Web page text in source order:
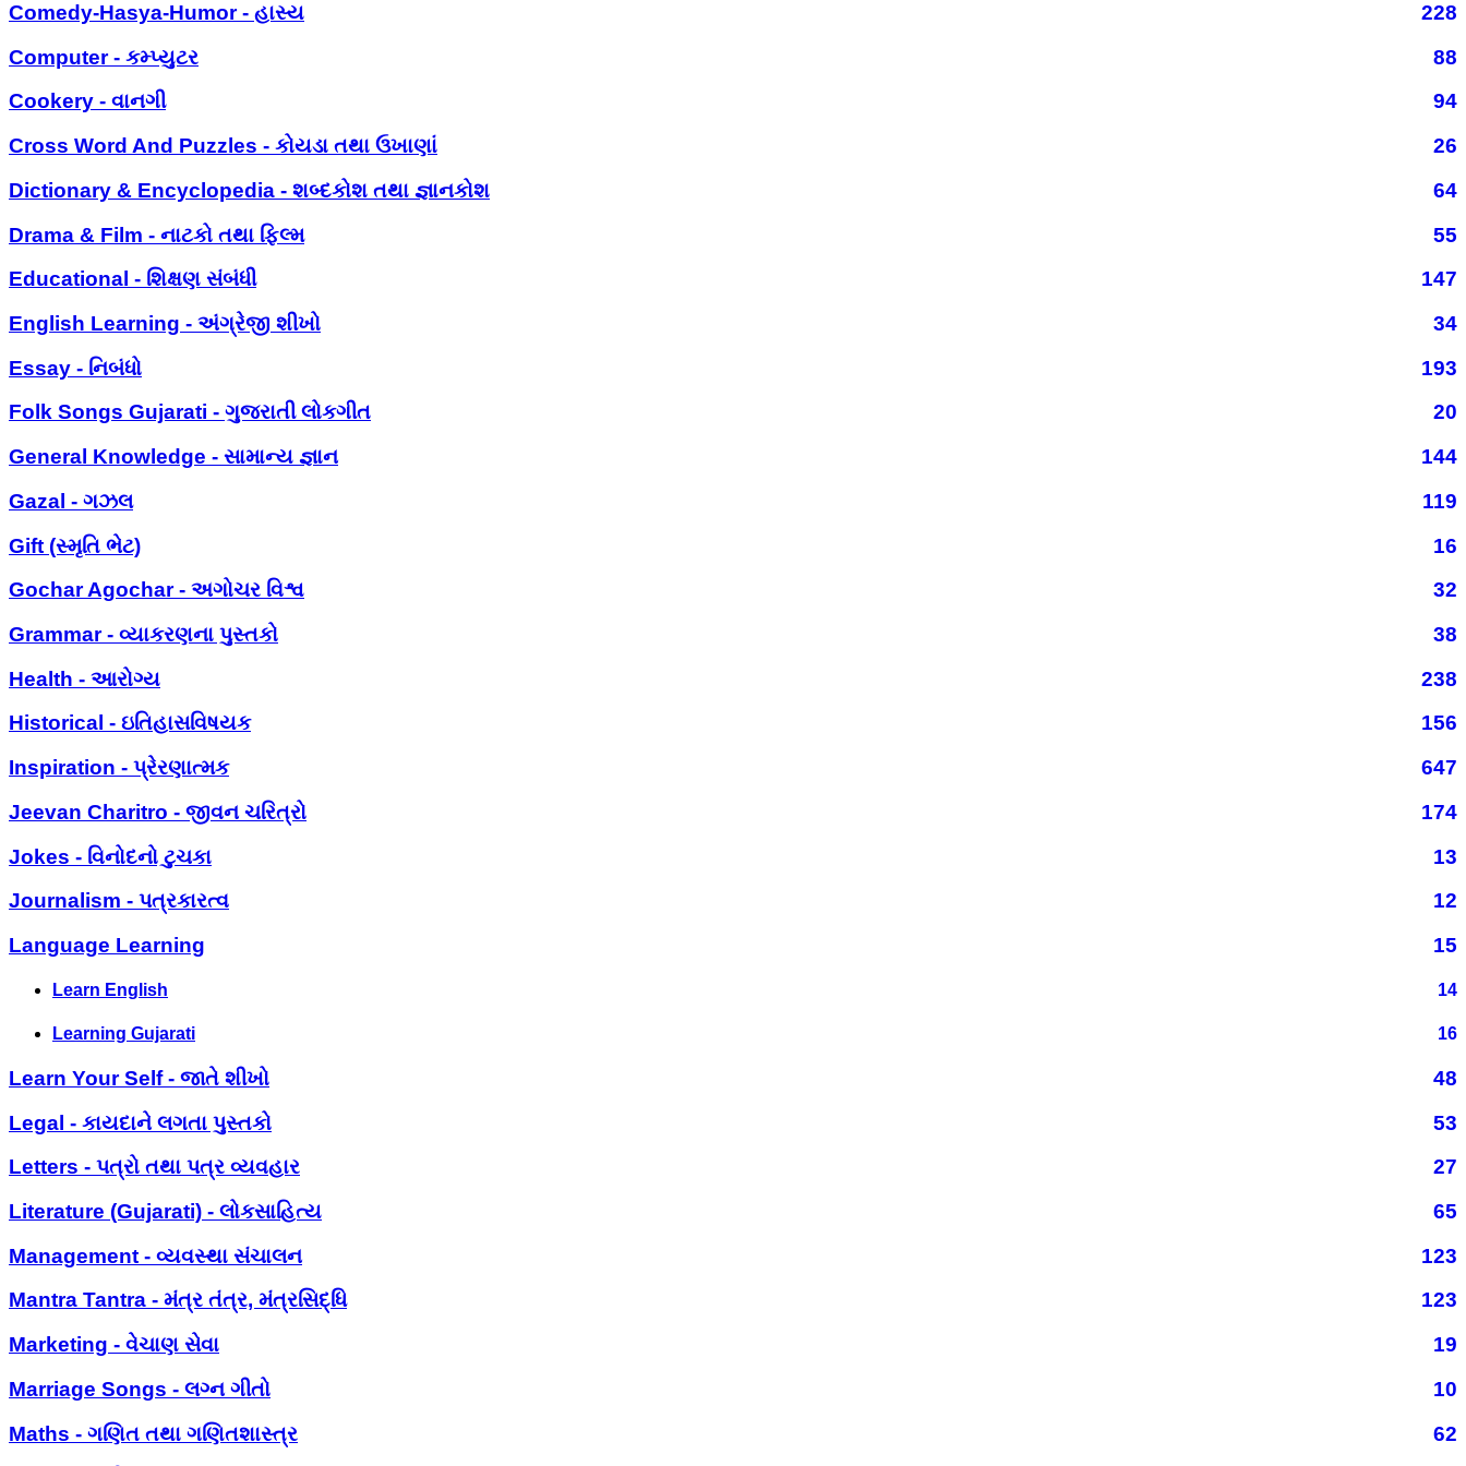
Comedy-Hasya-Humor - હાસ્ય
228
Computer - કમ્પ્યુટર
88
Cookery - વાનગી
94
Cross Word And Puzzles - કોયડા તથા ઉખાણાં
26
Dictionary & Encyclopedia - શબ્દકોશ તથા જ્ઞાનકોશ
64
Drama & Film - નાટકો તથા ફિલ્મ
55
Educational - શિક્ષણ સંબંધી
147
English Learning - અંગ્રેજી શીખો
34
Essay - નિબંધો
193
Folk Songs Gujarati - ગુજરાતી લોકગીત
20
General Knowledge - સામાન્ય જ્ઞાન
144
Gazal - ગઝલ
119
Gift (સ્મૃતિ ભેટ)
16
Gochar Agochar - અગોચર વિશ્વ
32
Grammar - વ્યાકરણના પુસ્તકો
38
Health - આરોગ્ય
238
Historical - ઇતિહાસવિષયક
156
Inspiration - પ્રેરણાત્મક
647
Jeevan Charitro - જીવન ચરિત્રો
174
Jokes - વિનોદનો ટુચકા
13
Journalism - પત્રકારત્વ
12
Language Learning
15
Learn English 14
Learning Gujarati 16
Learn Your Self - જાતે શીખો
48
Legal - કાયદાને લગતા પુસ્તકો
53
Letters - પત્રો તથા પત્ર વ્યવહાર
27
Literature (Gujarati) - લોકસાહિત્ય
65
Management - વ્યવસ્થા સંચાલન
123
Mantra Tantra - મંત્ર તંત્ર, મંત્રસિદ્ધિ
123
Marketing - વેચાણ સેવા
19
Marriage Songs - લગ્ન ગીતો
10
Maths - ગણિત તથા ગણિતશાસ્ત્ર
62